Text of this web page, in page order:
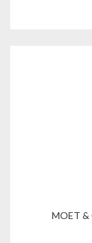
MOET &